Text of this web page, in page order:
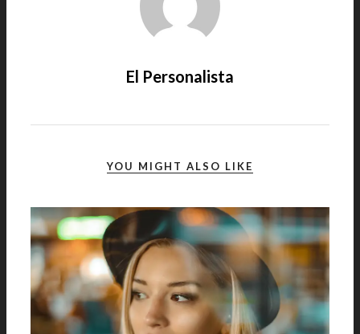
El Personalista
YOU MIGHT ALSO LIKE